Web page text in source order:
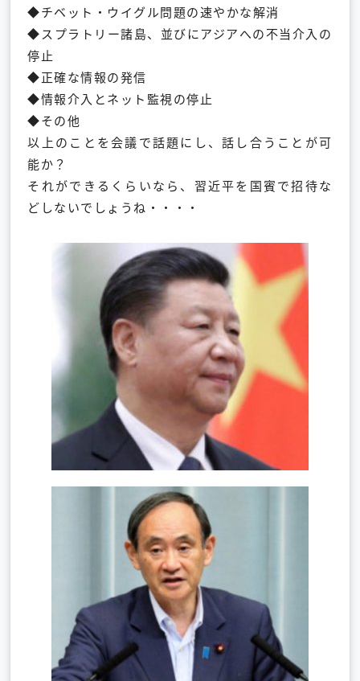
◆チベット・ウイグル問題の速やかな解消
◆スプラトリー諸島、並びにアジアへの不当介入の
停止
◆正確な情報の発信
◆情報介入とネット監視の停止
◆その他
以上のことを会議で話題にし、話し合うことが可
能か？
それができるくらいなら、習近平を国賓で招待な
どしないでしょうね・・・・